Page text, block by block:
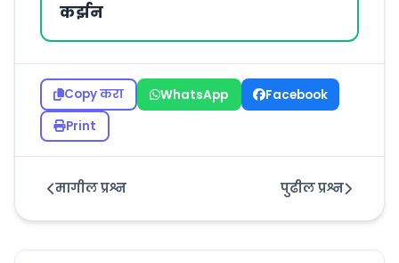
कर्झन
Copy करा WhatsApp
Facebook
Print
मागील प्रश्न पुढील प्रश्न